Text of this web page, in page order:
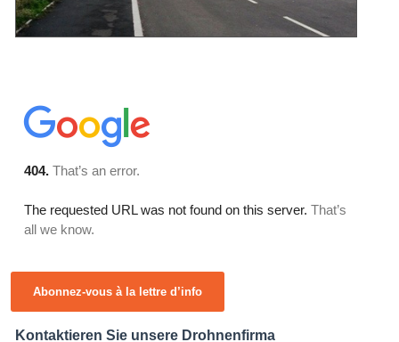
Abonnez-vous à la lettre d’info
Kontaktieren Sie unsere Drohnenfirma